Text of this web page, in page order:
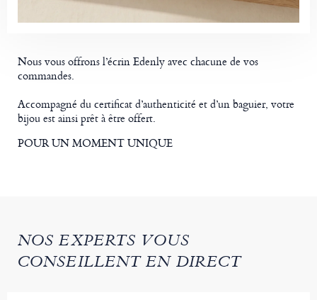
Nous vous offrons l’écrin Edenly avec chacune de vos
commandes.
Accompagné du certificat d’authenticité et d’un baguier, votre
bijou est ainsi prêt à être offert.
POUR UN MOMENT UNIQUE
NOS EXPERTS VOUS
CONSEILLENT EN DIRECT